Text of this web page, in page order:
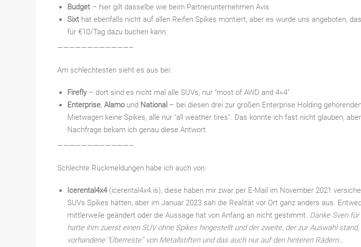
Budget – hier gilt dasselbe wie beim Partnerunternehmen Avis
Sixt hat ebenfalls nicht auf allen Reifen Spikes montiert, aber es wurde uns angeboten,
für €10/Tag dazu buchen kann.
————————————–
Am schlechtesten sieht es aus bei:
Firefly– dort sind es nicht mal alle SUVs, nur “most of AWD and 4×4”
Enterprise,Alamound National – bei diesen drei zur großen Enterprise Holding
Mietwagen keine Spikes, alle nur “all weather tires”. Das konnte ich fast nicht glauben,
Nachfrage bekam ich genau diese Antwort.
————————————–
Schlechte Rückmeldungen habe ich auch von:
Icerental4x4(icerental4x4.is), diese haben mir zwar per E-Mail im November 2021
SUVs Spikes hätten, aber im Januar 2023 sah die Realität vor Ort ganz anders aus.
mittlerweile geändert oder die Aussage hat von Anfang an nicht gestimmt. Danke Sven
hatte ihm zuerst einen SUV ohne Spikes hingestellt und der zweite, der zur Auswahl
vorhandene “Überreste” von Metallstiften und das auch nur auf den hinteren Rädern…